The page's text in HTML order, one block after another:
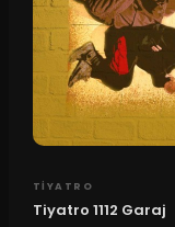
TIYATRO
Tiyatro 1112 Garaj